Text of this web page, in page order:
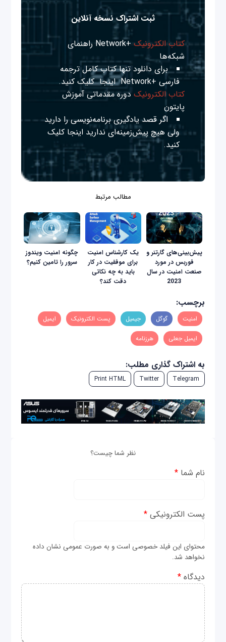
ثبت اشتراک نسخه آنلاین
کتاب الکترونیک
+Network راهنمای
شبکه‌ها
برای دانلود تنها کتاب کامل ترجمه
فارسی +Network
اینجا کلیک کنید.
کتاب الکترونیک دوره مقدماتی آموزش
پایتون
اگر قصد یادگیری برنامه‌نویسی را دارید
ولی هیچ پیش‌زمینه‌ای نداریداینجا کلیک
کنید.
مطالب مرتبط
پیش‌بینی‌های گارتنر و
فوربس در مورد
صنعت امنیت در سال
2023
یک کارشناس امنیت
برای موفقیت در کار
باید به چه نکاتی
دقت کند؟
چگونه امنیت ویندوز
سرور را تامین کنیم؟
برچسب:
امنیت گوگل جیمیل پست الکترونیک ایمیل
ایمیل جعلی هرزنامه
به اشتراک گذاری مطلب:
Telegram
Twitter
Print HTML
نظر شما چیست؟
نام شما*
پست الکترونیکی*
محتوای این فیلد خصوصی است و به صورت عمومی نشان داده
نخواهد شد.
دیدگاه*